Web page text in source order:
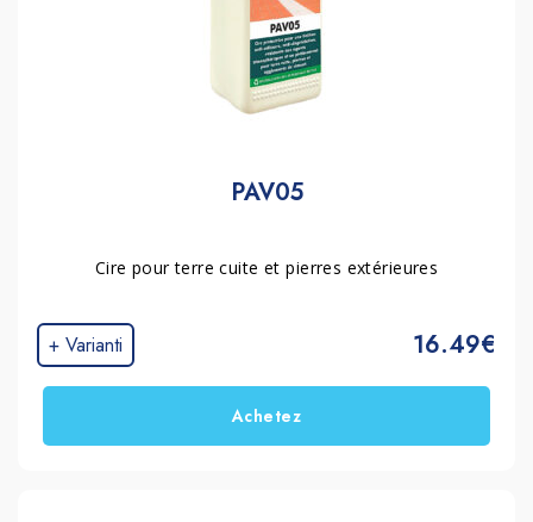
PAV05
Cire pour terre cuite et pierres extérieures
+ Varianti 16.49€
Achetez